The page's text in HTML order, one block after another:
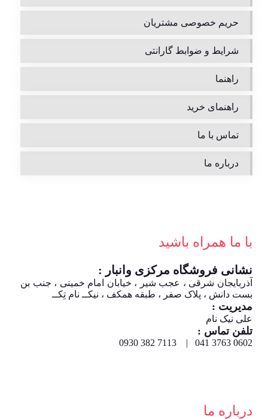
حریم خصوصی مشتریان
شرایط و ضوابط گارانتی
راهنما
راهنمای خرید
تماس با ما
درباره ما
با ما همراه باشید
نشانی فروشگاه مرکزی وانبار :
آذربایجان شرقی ، عجب شیر ، خیابان امام خمینی ، جنب بن
بست دانش ، پلاک صفر ، طبقه همکف ، نیکــ نام تِکــ
مدیریت :
علی نیک نام
تلفن تماس :
0602 3763 041 | 7113 382 0930
درباره ما